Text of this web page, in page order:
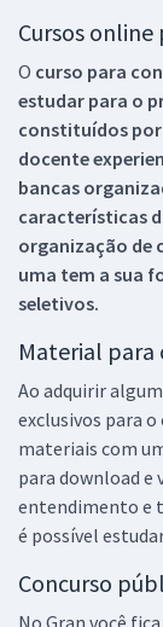
Cursos online
O curso para
estudar para o
constituídos
docente
bancas
características
organização de
uma tem a sua
seletivos.
Material para
Ao adquirir
exclusivos para o
materiais com
para download e
entendimento e
é possível
Concurso
No Gran você